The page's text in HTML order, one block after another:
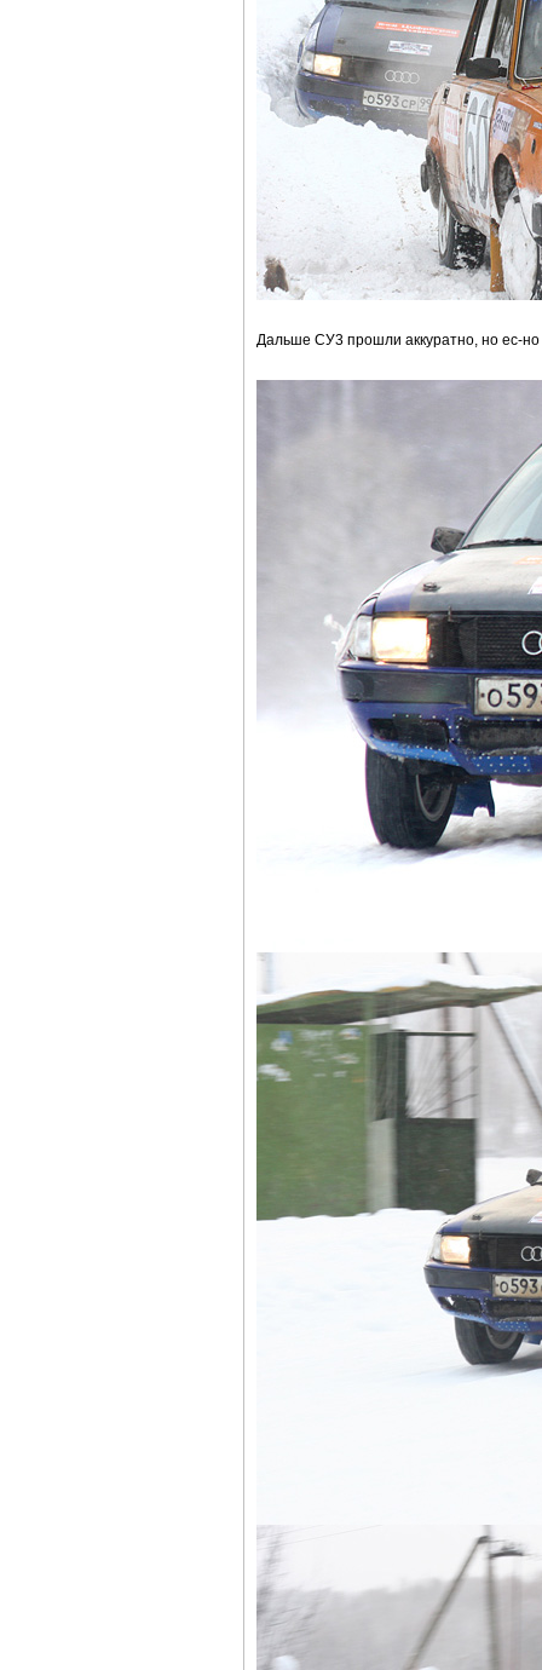
Дальше СУ3 прошли аккуратно, но ес-